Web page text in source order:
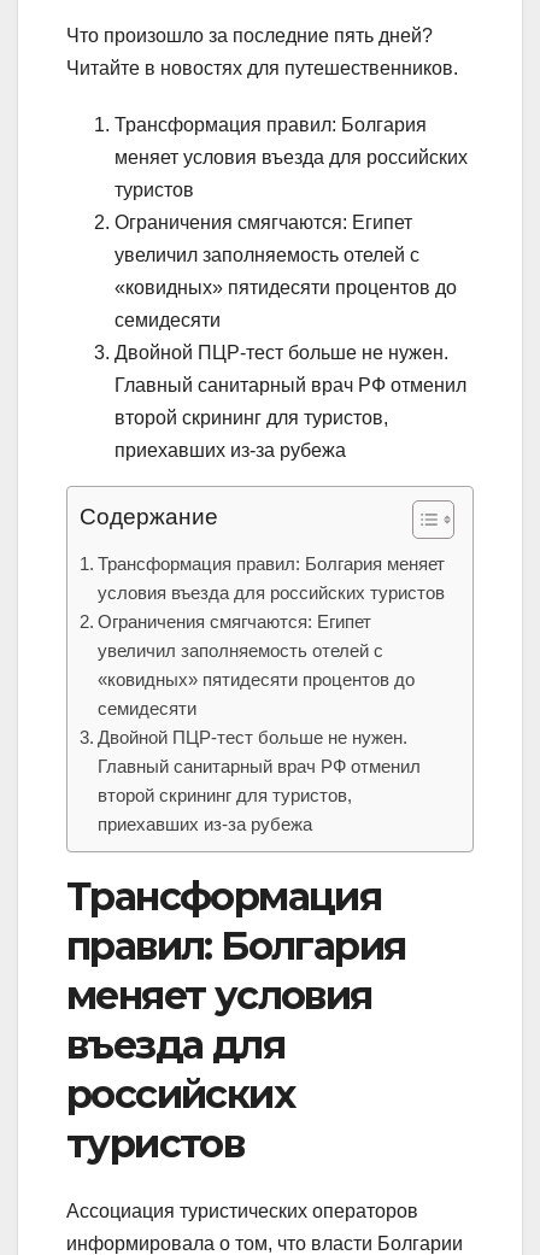
Что произошло за последние пять дней?
Читайте в новостях для путешественников.
Трансформация правил: Болгария
меняет условия въезда для российских
туристов
Ограничения смягчаются: Египет
увеличил заполняемость отелей с
«ковидных» пятидесяти процентов до
семидесяти
Двойной ПЦР-тест больше не нужен.
Главный санитарный врач РФ отменил
второй скрининг для туристов,
приехавших из-за рубежа
Содержание
Трансформация правил: Болгария меняет
условия въезда для российских туристов
Ограничения смягчаются: Египет
увеличил заполняемость отелей с
«ковидных» пятидесяти процентов до
семидесяти
Двойной ПЦР-тест больше не нужен.
Главный санитарный врач РФ отменил
второй скрининг для туристов,
приехавших из-за рубежа
Трансформация
правил: Болгария
меняет условия
въезда для
российских
туристов
Ассоциация туристических операторов
информировала о том, что власти Болгарии